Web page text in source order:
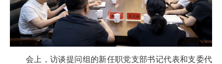
会上，访谈提问组的新任职党支部书记代表和支委代